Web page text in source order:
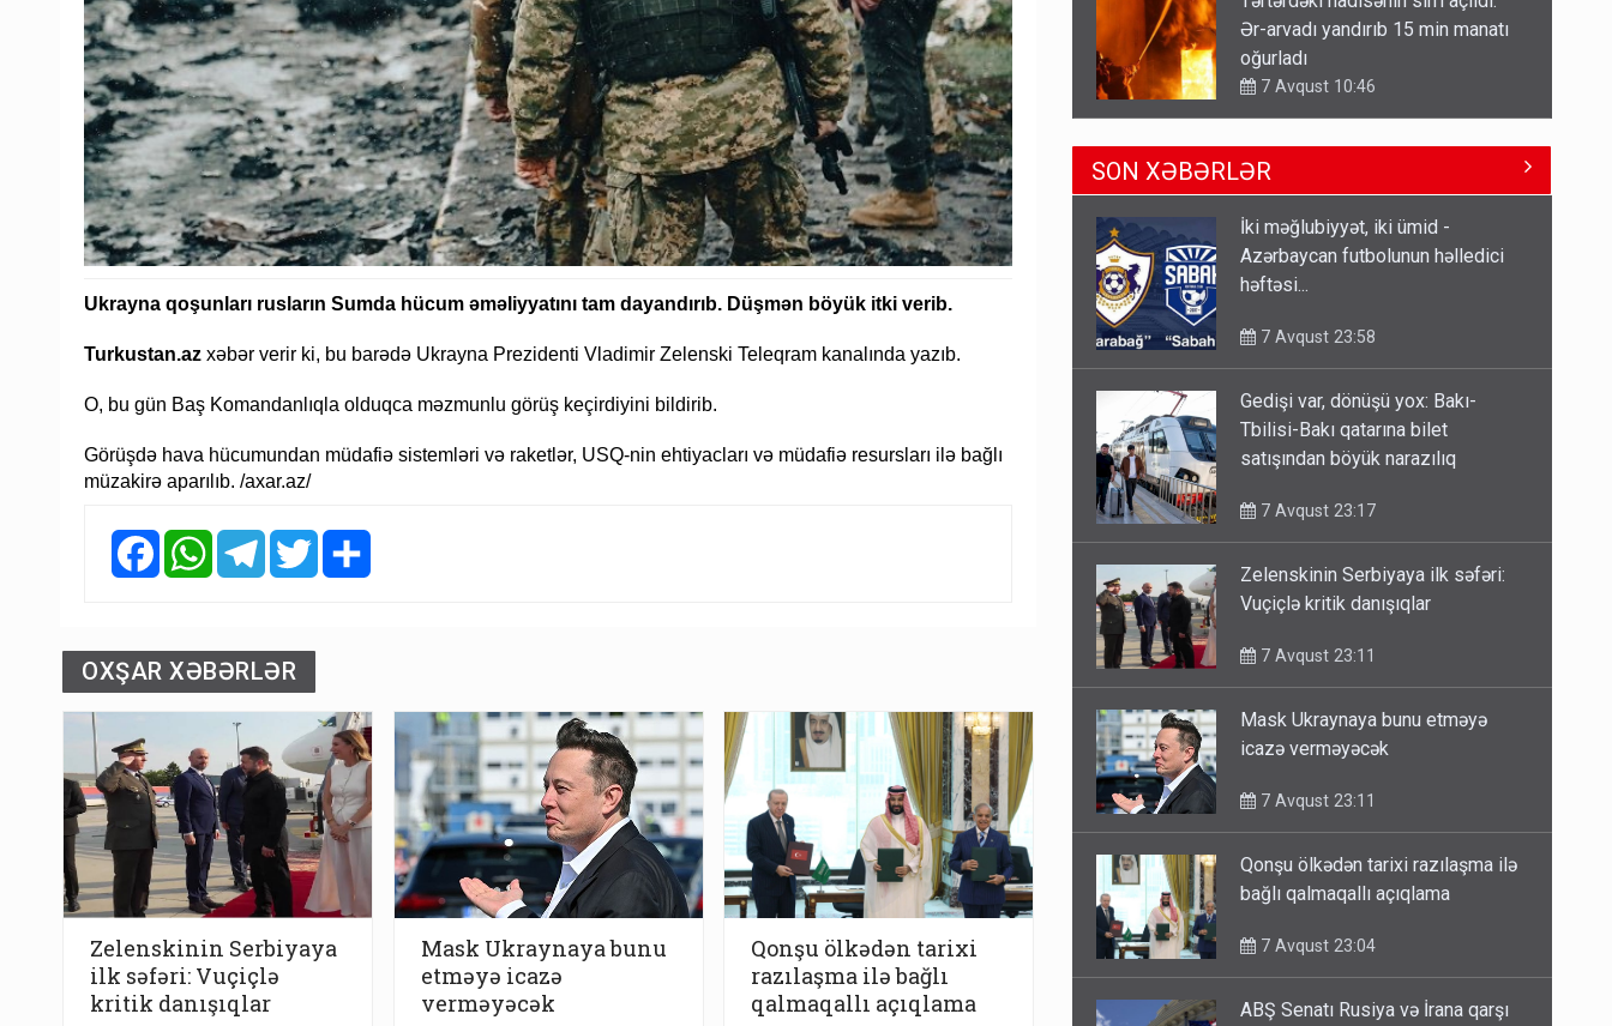
Ukrayna qoşunları rusların Sumda hücum əməliyyatını tam dayandırıb. Düşmən böyük itki verib.
Turkustan.az xəbər verir ki, bu barədə Ukrayna Prezidenti Vladimir Zelenski Teleqram kanalında yazıb.
O, bu gün Baş Komandanlıqla olduqca məzmunlu görüş keçirdiyini bildirib.
Görüşdə hava hücumundan müdafiə sistemləri və raketlər, USQ-nin ehtiyacları və müdafiə resursları ilə bağlı
müzakirə aparılıb. /axar.az/
FacebookWhatsAppTelegramTwitter
OXŞAR XƏBƏRLƏR
Zelenskinin Serbiyaya
ilk səfəri: Vuçiçlə
kritik danışıqlar
Mask Ukraynaya bunu
etməyə icazə
verməyəcək
Qonşu ölkədən tarixi
razılaşma ilə bağlı
qalmaqallı açıqlama
Əhaliyə hava ilə bağlı VACİB
XƏBƏRDARLIQ - Saat 11:00-dan…
7 Avqust 09:15
Gedişi var, dönüşü yox: Bakı-
Tbilisi-Bakı qatarına bilet
7 Avqust 23:17
Məhərrəmovun oğludur - DOSYE
Media və Yayım Şurasına əlavə
hüquq və vəzifələr verilib
SON XƏBƏRLƏR
İki məğlubiyyət, iki ümid -
Azərbaycan futbolunun həlledici
həftəsi...
7 Avqust 23:58
Gedişi var, dönüşü yox: Bakı-
Tbilisi-Bakı qatarına bilet
satışından böyük narazılıq
7 Avqust 23:17
Zelenskinin Serbiyaya ilk səfəri:
Vuçiçlə kritik danışıqlar
7 Avqust 23:11
Mask Ukraynaya bunu etməyə
icazə verməyəcək
7 Avqust 23:11
Qonşu ölkədən tarixi razılaşma ilə
bağlı qalmaqallı açıqlama
7 Avqust 23:04
ABŞ Senatı Rusiya və İrana qarşı